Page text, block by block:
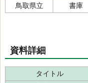
鳥取県立
書庫
資料詳細
タイトル